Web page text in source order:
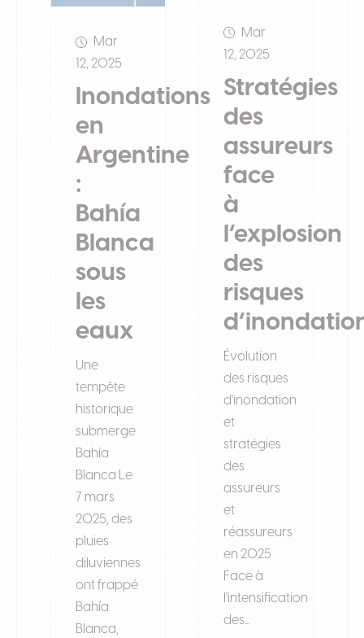
Mar
12, 2025
Inondations
en
Argentine
:
Bahía
Blanca
sous
les
eaux
Une
tempête
historique
submerge
Bahía
Blanca Le
7 mars
2025, des
pluies
diluviennes
ont frappé
Bahía
Blanca,
Mar
12, 2025
Stratégies
des
assureurs
face
à
l’explosion
des
risques
Évolution
des risques
d'inondation
et
stratégies
des
assureurs
et
réassureurs
en 2025
Face à
l'intensification
des...